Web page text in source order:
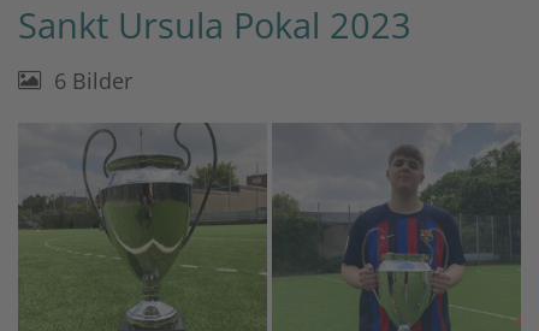
Sankt Ursula Pokal 2023
6 Bilder